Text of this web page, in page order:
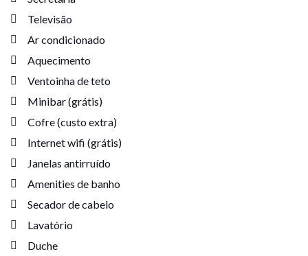
Televisão
Ar condicionado
Aquecimento
Ventoinha de teto
Minibar (grátis)
Cofre (custo extra)
Internet wifi (grátis)
Janelas antirruído
Amenities de banho
Secador de cabelo
Lavatório
Duche